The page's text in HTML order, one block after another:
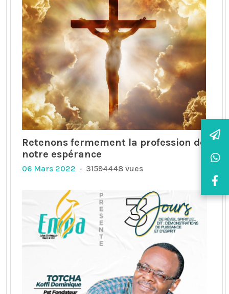
Retenons fermement la profession de
notre espérance
06 Mars 2022 31594448 vues